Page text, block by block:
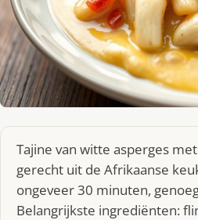
Tajine van witte asperges
gerecht uit de Afrikaanse
ongeveer 30 minuten,
Belangrijkste ingrediënten: